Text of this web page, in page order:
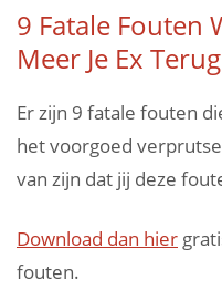
9 Fatale Fouten
Meer Je Ex
Er zijn 9 fatale fouten
het voorgoed
van zijn dat jij deze
Download dan hier
fouten.